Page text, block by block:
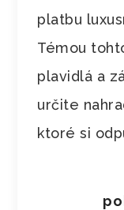
platbu
Témou
plavidlá a
určite
ktoré si